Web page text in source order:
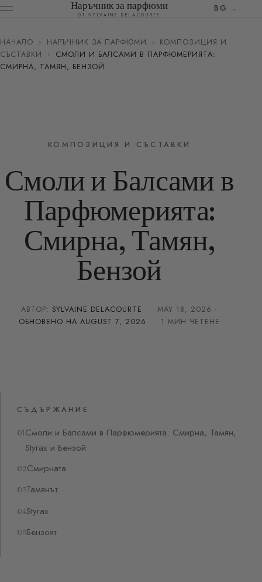
Наръчник за парфюми
ОТ SYLVAINE DELACOURTE
BG
НАЧАЛО › НАРЪЧНИК ЗА ПАРФЮМИ › КОМПОЗИЦИЯ И
СЪСТАВКИ
›
СМОЛИ И БАЛСАМИ В ПАРФЮМЕРИЯТА:
СМИРНА, ТАМЯН, БЕНЗОЙ
КОМПОЗИЦИЯ И СЪСТАВКИ
Смоли и Балсами в
Парфюмерията:
Смирна, Тамян,
Бензой
АВТОР: SYLVAINE DELACOURTE · MAY 18, 2026 ·
ОБНОВЕНО НА AUGUST 7, 2026 · 1 МИН ЧЕТЕНЕ
СЪДЪРЖАНИЕ
Смоли и Балсами в Парфюмерията: Смирна, Тамян,
Styrax и Бензой
Смирната
Тамянът
Styrax
Бензоят